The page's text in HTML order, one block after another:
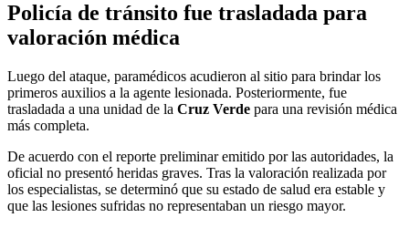
Policía de tránsito fue trasladada para
valoración médica
Luego del ataque, paramédicos acudieron al sitio para brindar los
primeros auxilios a la agente lesionada. Posteriormente, fue
trasladada a una unidad de la Cruz Verde para una revisión médica
más completa.
De acuerdo con el reporte preliminar emitido por las autoridades, la
oficial no presentó heridas graves. Tras la valoración realizada por
los especialistas, se determinó que su estado de salud era estable y
que las lesiones sufridas no representaban un riesgo mayor.